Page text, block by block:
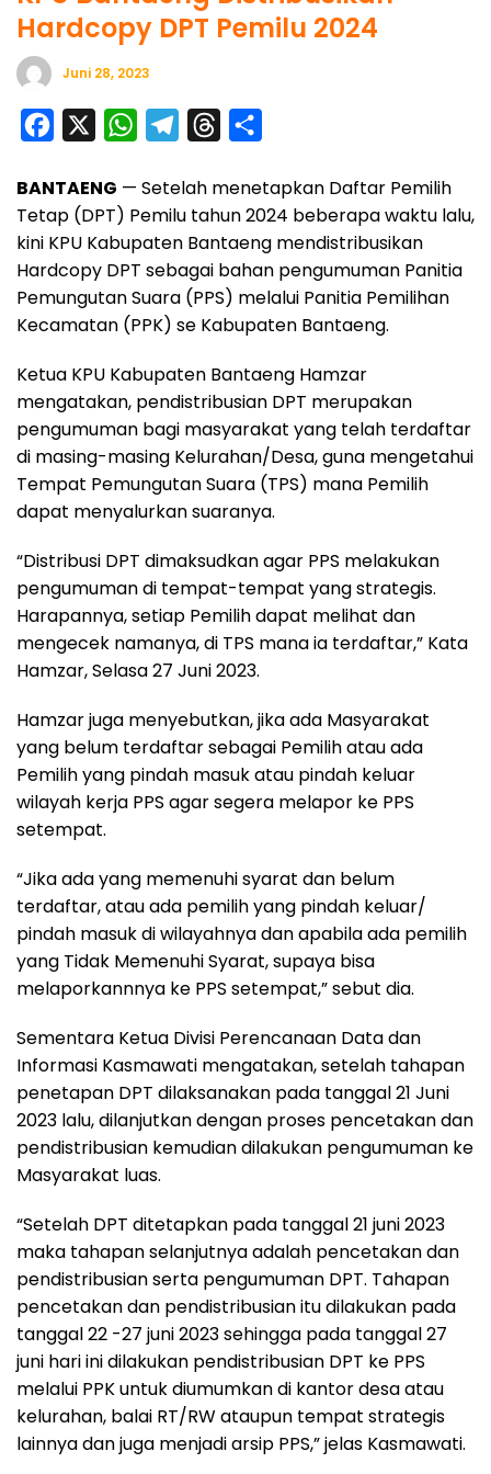
Hardcopy DPT Pemilu 2024
Juni 28, 2023
c
e
b
o
o
W
a
t
s
A
p
l
e
g
r
a
r
e
a
d
s
a
r
e
BANTAENG — Setelah menetapkan Daftar Pemilih
Tetap (DPT) Pemilu tahun 2024 beberapa waktu lalu,
kini KPU Kabupaten Bantaeng mendistribusikan
Hardcopy DPT sebagai bahan pengumuman Panitia
Pemungutan Suara (PPS) melalui Panitia Pemilihan
Kecamatan (PPK) se Kabupaten Bantaeng.
Ketua KPU Kabupaten Bantaeng Hamzar
mengatakan, pendistribusian DPT merupakan
pengumuman bagi masyarakat yang telah terdaftar
di masing-masing Kelurahan/Desa, guna mengetahui
Tempat Pemungutan Suara (TPS) mana Pemilih
dapat menyalurkan suaranya.
“Distribusi DPT dimaksudkan agar PPS melakukan
pengumuman di tempat-tempat yang strategis.
Harapannya, setiap Pemilih dapat melihat dan
mengecek namanya, di TPS mana ia terdaftar,” Kata
Hamzar, Selasa 27 Juni 2023.
Hamzar juga menyebutkan, jika ada Masyarakat
yang belum terdaftar sebagai Pemilih atau ada
Pemilih yang pindah masuk atau pindah keluar
wilayah kerja PPS agar segera melapor ke PPS
setempat.
“Jika ada yang memenuhi syarat dan belum
terdaftar, atau ada pemilih yang pindah keluar/
pindah masuk di wilayahnya dan apabila ada pemilih
yang Tidak Memenuhi Syarat, supaya bisa
melaporkannnya ke PPS setempat,” sebut dia.
Sementara Ketua Divisi Perencanaan Data dan
Informasi Kasmawati mengatakan, setelah tahapan
penetapan DPT dilaksanakan pada tanggal 21 Juni
2023 lalu, dilanjutkan dengan proses pencetakan dan
pendistribusian kemudian dilakukan pengumuman ke
Masyarakat luas.
“Setelah DPT ditetapkan pada tanggal 21 juni 2023
maka tahapan selanjutnya adalah pencetakan dan
pendistribusian serta pengumuman DPT. Tahapan
pencetakan dan pendistribusian itu dilakukan pada
tanggal 22 -27 juni 2023 sehingga pada tanggal 27
juni hari ini dilakukan pendistribusian DPT ke PPS
melalui PPK untuk diumumkan di kantor desa atau
kelurahan, balai RT/RW ataupun tempat strategis
lainnya dan juga menjadi arsip PPS,” jelas Kasmawati.